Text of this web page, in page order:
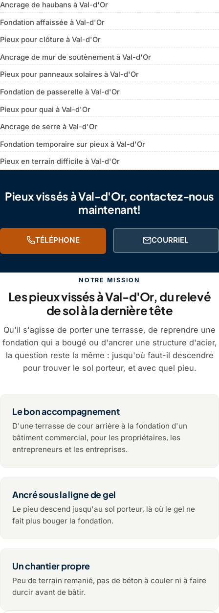
Ancrage de haubans à Val-d'Or
Fondation affaissée à Val-d'Or
Pieux pour clôture à Val-d'Or
Ancrage de mur de soutènement à Val-d'Or
Pieux pour panneaux solaires à Val-d'Or
Fondation de passerelle à Val-d'Or
Pieux pour quai à Val-d'Or
Ancrage de serre à Val-d'Or
Fondation temporaire sur pieux à Val-d'Or
Pieux en terrain difficile à Val-d'Or
Pieux vissés à Val-d'Or, contactez-nous
maintenant!
TÉLÉPHONE COURRIEL
NOTRE MISSION
Les pieux vissés à Val-d'Or, du relevé
de sol à la dernière tête
Qu'il s'agisse de porter une terrasse, de reprendre une
fondation qui a bougé ou d'ancrer une structure d'acier,
la question reste la même : jusqu'où faut-il descendre
pour trouver le sol porteur, et avec quel pieu.
Le bon accompagnement
D'une terrasse de cour arrière à la fondation d'un
bâtiment commercial, pour les propriétaires, les
entrepreneurs et les entreprises.
Ancré sous la ligne de gel
Le pieu descend jusqu'au sol porteur, là où le gel ne
fait plus bouger la fondation.
Un chantier propre
Peu de terrain remanié, pas de béton à couler ni à faire
durcir avant de bâtir.